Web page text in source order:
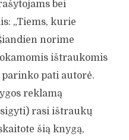
bei
„Tiems, kurie
norime
ištraukomis
pati autorė.
reklamą
rasi ištraukų
šią knygą,